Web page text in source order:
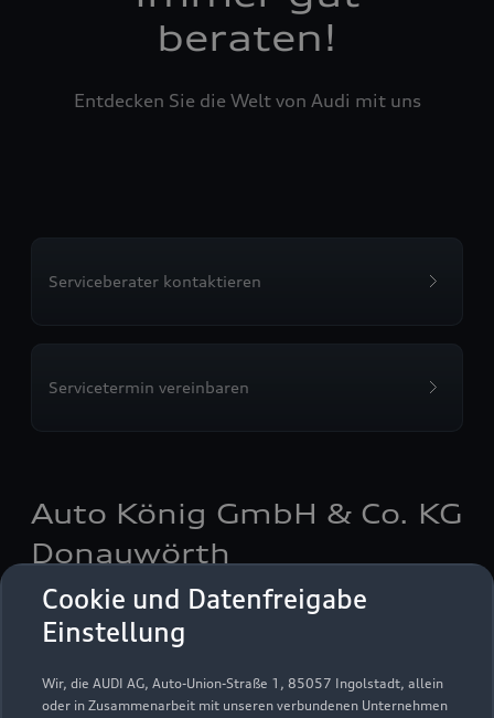
Cookie und Datenfreigabe
Einstellung
Wir, die AUDI AG, Auto-Union-Straße 1, 85057 Ingolstadt, allein
oder in Zusammenarbeit mit unseren verbundenen Unternehmen
beraten!
Entdecken Sie die Welt von Audi mit uns
Serviceberater kontaktieren
Servicetermin vereinbaren
Auto König GmbH & Co. KG
Donauwörth
Servicepartner e-tron